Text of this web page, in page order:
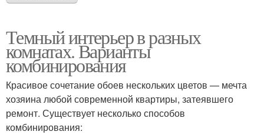
Темный интерьер в разных
комнатах. Варианты
комбинирования
Красивое сочетание обоев нескольких цветов — мечта
хозяина любой современной квартиры, затеявшего
ремонт. Существует несколько способов
комбинирования: